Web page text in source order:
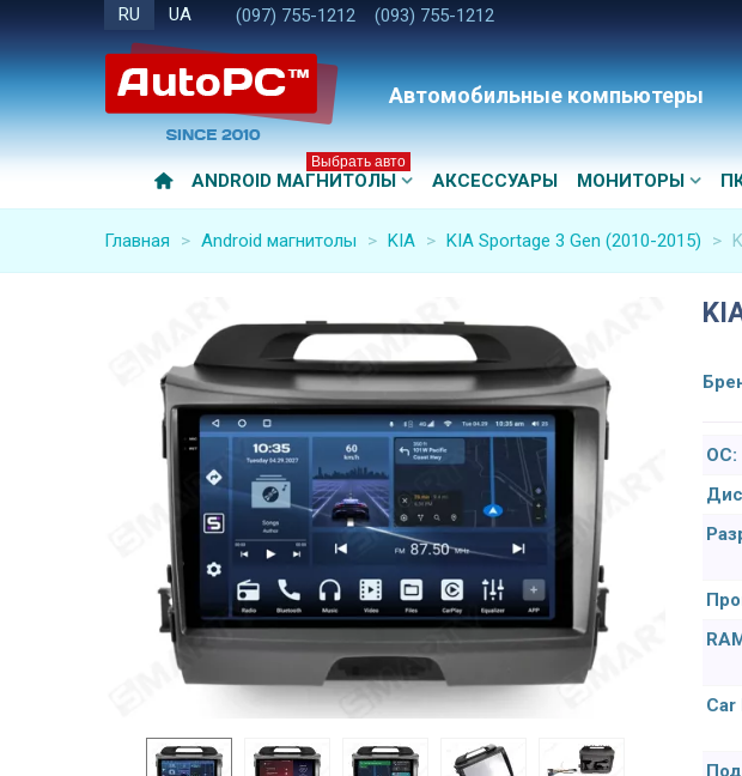
RU UA (097) 755-1212 (093) 755-1212
Автомобильные компьютеры
ANDROID МАГНИТОЛЫ
Выбрать авто
АКСЕССУАРЫ МОНИТОРЫ
Главная > Android магнитолы > KIA > KIA Sportage 3 Gen (2010-2015) >
ОС:
Car